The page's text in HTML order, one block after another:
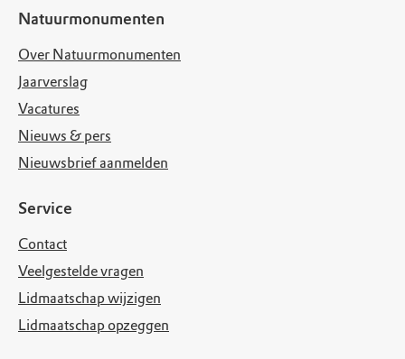
Natuurmonumenten
Over Natuurmonumenten
Jaarverslag
Vacatures
Nieuws & pers
Nieuwsbrief aanmelden
Service
Contact
Veelgestelde vragen
Lidmaatschap wijzigen
Lidmaatschap opzeggen